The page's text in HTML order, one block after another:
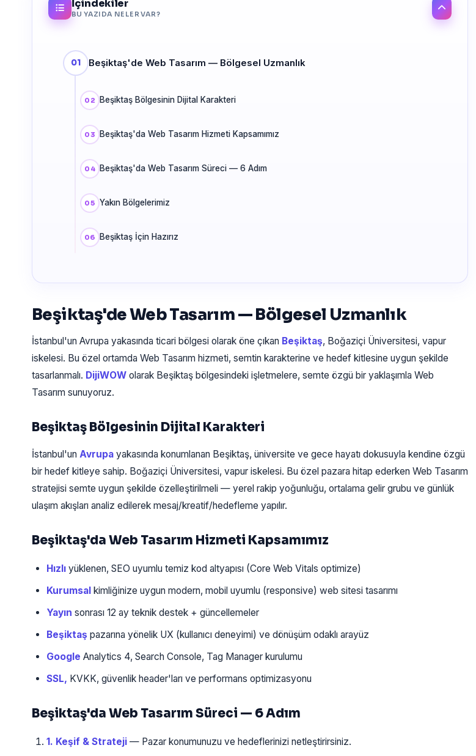
İçindekiler
BU YAZIDA NELER VAR?
Beşiktaş'de Web Tasarım — Bölgesel Uzmanlık
Beşiktaş Bölgesinin Dijital Karakteri
Beşiktaş'da Web Tasarım Hizmeti Kapsamımız
Beşiktaş'da Web Tasarım Süreci — 6 Adım
Yakın Bölgelerimiz
Beşiktaş İçin Hazırız
Beşiktaş'de Web Tasarım — Bölgesel Uzmanlık
İstanbul'un Avrupa yakasında ticari bölgesi olarak öne çıkan Beşiktaş, Boğaziçi Üniversitesi, vapur
iskelesi. Bu özel ortamda Web Tasarım hizmeti, semtin karakterine ve hedef kitlesine uygun şekilde
tasarlanmalı. DijiWOW olarak Beşiktaş bölgesindeki işletmelere, semte özgü bir yaklaşımla Web
Tasarım sunuyoruz.
Beşiktaş Bölgesinin Dijital Karakteri
İstanbul'un Avrupa yakasında konumlanan Beşiktaş, üniversite ve gece hayatı dokusuyla kendine özgü
bir hedef kitleye sahip. Boğaziçi Üniversitesi, vapur iskelesi. Bu özel pazara hitap ederken Web Tasarım
stratejisi semte uygun şekilde özelleştirilmeli — yerel rakip yoğunluğu, ortalama gelir grubu ve günlük
ulaşım akışları analiz edilerek mesaj/kreatif/hedefleme yapılır.
Beşiktaş'da Web Tasarım Hizmeti Kapsamımız
Hızlı yüklenen, SEO uyumlu temiz kod altyapısı (Core Web Vitals optimize)
Kurumsal kimliğinize uygun modern, mobil uyumlu (responsive) web sitesi tasarımı
Yayın sonrası 12 ay teknik destek + güncellemeler
Beşiktaş pazarına yönelik UX (kullanıcı deneyimi) ve dönüşüm odaklı arayüz
Google Analytics 4, Search Console, Tag Manager kurulumu
SSL, KVKK, güvenlik header'ları ve performans optimizasyonu
Beşiktaş'da Web Tasarım Süreci — 6 Adım
1. Keşif & Strateji — Pazar konumunuzu ve hedeflerinizi netleştirirsiniz.